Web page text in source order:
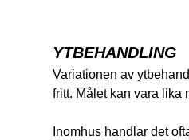
YTBEHANDLING
Variationen av
fritt. Målet kan vara lika
Inomhus handlar det